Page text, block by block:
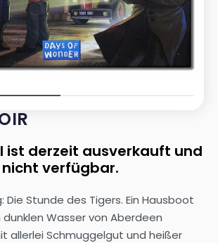
ist derzeit ausverkauft und
nicht verfügbar.
Die Stunde des Tigers. Ein Hausboot
Wasser von Aberdeen
allerlei Schmuggelgut und heißer